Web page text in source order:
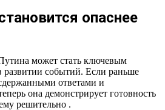
опаснее
может стать ключевым
событий. Если раньше
ответами и
она демонстрирует готовность
решительно .